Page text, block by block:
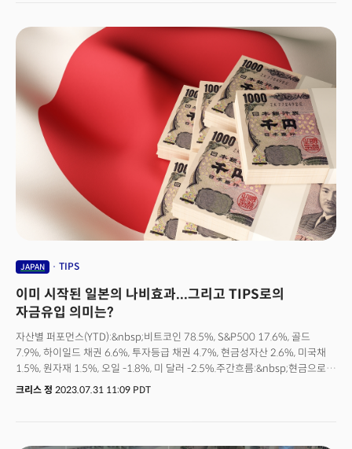
바탕으로 발빠르게 대처했다. 연준은 유동성을 빠르게 투입했고 정부는
예금을 전액 보장하는 방법으로 시장의 우려를 씻어냈다.은행 위기가 시장에
충격을 가할때쯤 생성AI 열풍이 시작됐다. 챗GPT로 시작된 인공지능 열풍은
단숨에 미래를 좌우할 기술로 인식됐고 이는 그대로 막대한 자본지출의
근거가 됐다. 여기에 이미 승인된 IRA(인플레이션 감축법)과 같은 정부의
재정정책은 2023년 강력한 성장을 이끈 원인이 됐다. 2023년을 마감하는
지금 상황은 연초와 사뭇 달라졌다. 인플레이션은 확실한 하락 추세를
이어가며 연준의 긴축 사이클 종료에 확신을 심어주고 있다. 2023년을
시작하는 시기에 월가의 비관적인 전망이 많았지만 결국 골드만삭스의 긍정적
전망이 대체로 옳았다는 것이 증명됐다. 이에 골드만삭스의 2024년 오피셜
전망 리포트를 완전 해부해본다. 이 전망의 제목은 "가장 힘든 시기는 지났다
(The Hard part is over)"이다. 많은 시사점을 줄 수 있다.
JAPAN TIPS
이미 시작된 일본의 나비효과...그리고 TIPS로의
자금유입 의미는?
자산별 퍼포먼스(YTD):&nbsp;비트코인 78.5%, S&P500 17.6%, 골드
7.9%, 하이일드 채권 6.6%, 투자등급 채권 4.7%, 현금성자산 2.6%, 미국채
1.5%, 원자재 1.5%, 오일 -1.8%, 미 달러 -2.5%.주간흐름:&nbsp;현금으로
406억 달러 유입. 주식으로 138억 달러 유입. 채권으로 110억 달러 유입.
크리스 정 2023.07.31 11:09 PDT